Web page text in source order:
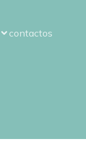
contactos